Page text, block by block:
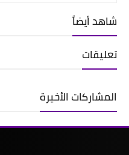
شاهد أيضاً
تعليقات
المشاركات الأخيرة